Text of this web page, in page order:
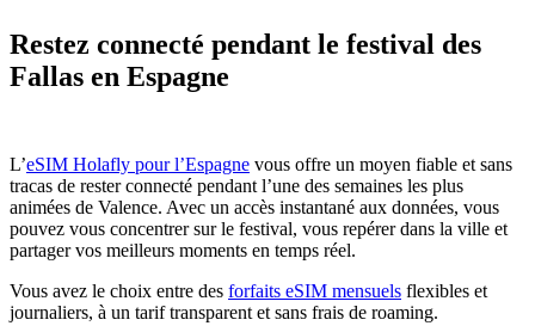
Restez connecté pendant le festival des
Fallas en Espagne
L’eSIM Holafly pour l’Espagne vous offre un moyen fiable et sans
tracas de rester connecté pendant l’une des semaines les plus
animées de Valence. Avec un accès instantané aux données, vous
pouvez vous concentrer sur le festival, vous repérer dans la ville et
partager vos meilleurs moments en temps réel.
Vous avez le choix entre des forfaits eSIM mensuels flexibles et
journaliers, à un tarif transparent et sans frais de roaming.